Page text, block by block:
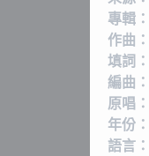
專輯：
作曲：
填詞：
編曲：
原唱：
年份：
語言：